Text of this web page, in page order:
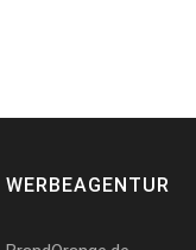
WERBEAGENTUR